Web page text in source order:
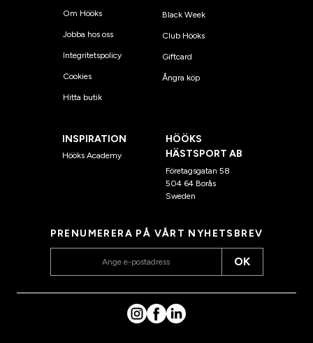
Om Hööks
Jobba hos oss
Integritetspolicy
Cookies
Hitta butik
Black Week
Club Hööks
Giftcard
Ångra köp
INSPIRATION
Hööks Academy
HÖÖKS
HÄSTSPORT AB
Företagsgatan 58
504 64 Borås
Sweden
PRENUMERERA PÅ VÅRT NYHETSBREV
OK